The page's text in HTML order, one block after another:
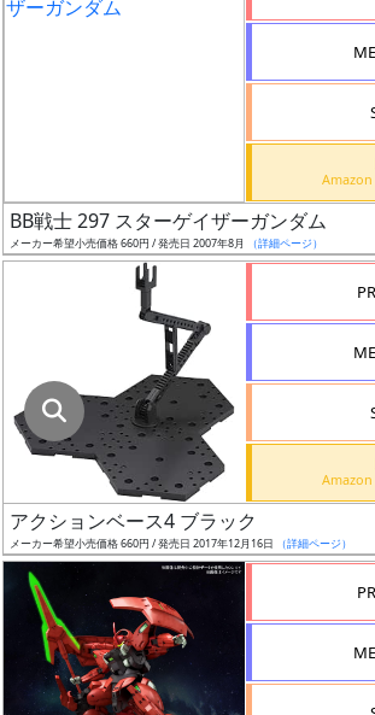
指
最
安
ク
ス
ア
BB戦士 297 スターゲイザーガンダム
メーカー希望小売価格 660円 / 発売日 2007年8月 （詳細ページ）
アクションベース4 ブラック
メーカー希望小売価格 660円 / 発売日 2017年12月16日 （詳細ページ）